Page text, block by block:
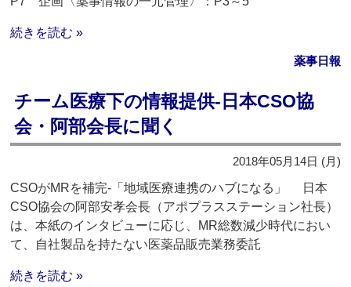
続きを読む »
薬事日報
チーム医療下の情報提供‐日本CSO協
会・阿部会長に聞く
2018年05月14日 (月)
CSOがMRを補完‐「地域医療連携のハブになる」 日本
CSO協会の阿部安孝会長（アポプラスステーション社長）
は、本紙のインタビューに応じ、MR総数減少時代におい
て、自社製品を持たない医薬品販売業務委託
続きを読む »